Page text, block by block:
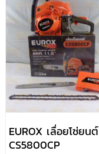
EUROX เลื่อยโซ่ยนต์
CS5800CP